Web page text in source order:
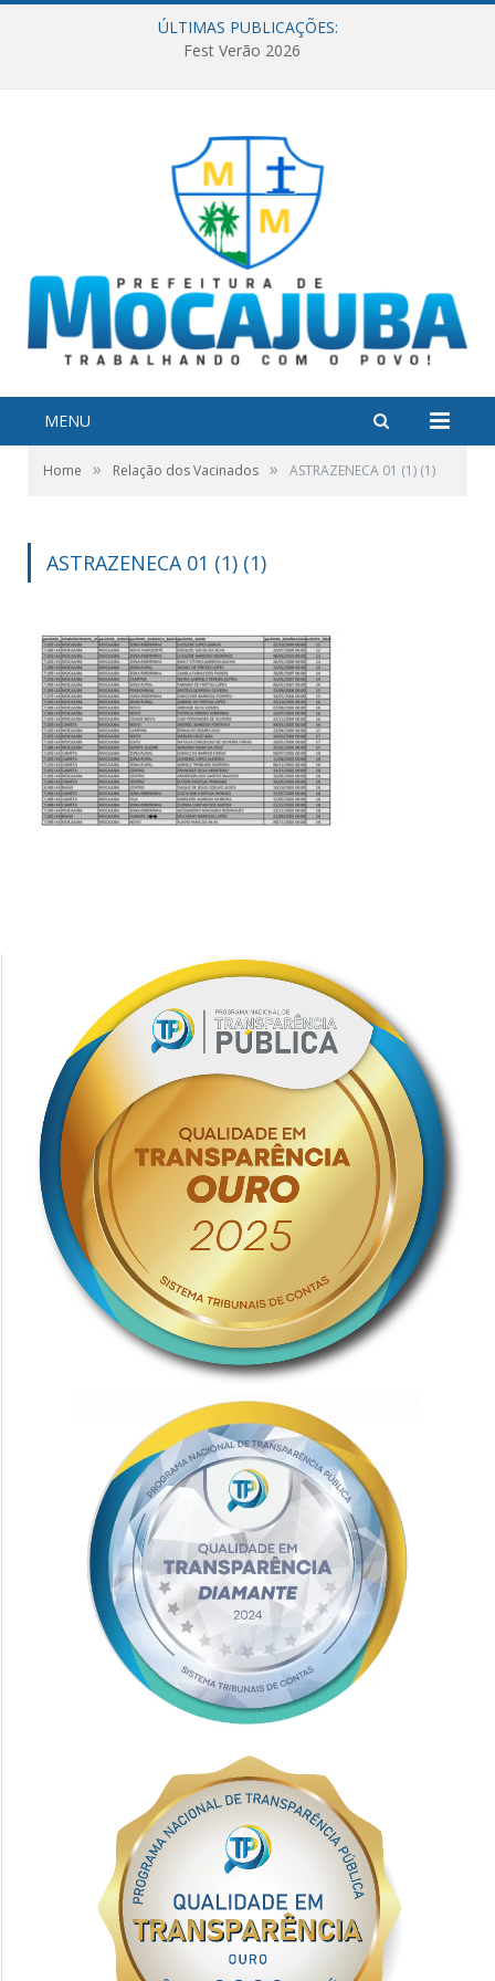
ÚLTIMAS PUBLICAÇÕES:
Fest Verão 2026
MENU
Home » Relação dos Vacinados » ASTRAZENECA 01 (1) (1)
ASTRAZENECA 01 (1) (1)